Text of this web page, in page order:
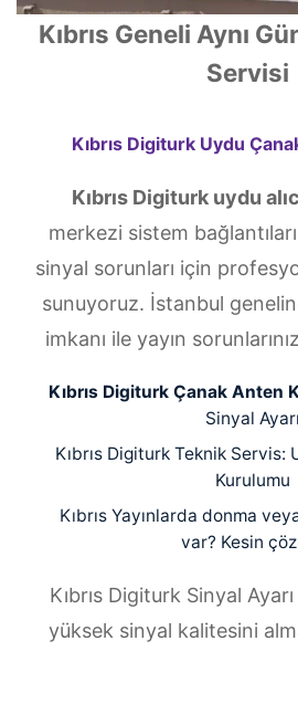
Kıbrıs Geneli Aynı
Servisi
Kıbrıs Digiturk Uydu
Kıbrıs Digiturk uydu
merkezi sistem
sinyal sorunları için
sunuyoruz. İstanbul
imkanı ile yayın
Kıbrıs Digiturk Çanak Anten
Sinyal Ayarı
Kıbrıs Digiturk Teknik Servis:
Kurulumu
Kıbrıs Yayınlarda donma
var? Kesin
Kıbrıs Digiturk Sinyal
yüksek sinyal kalitesini